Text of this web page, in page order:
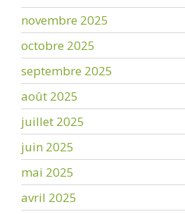
novembre 2025
octobre 2025
septembre 2025
août 2025
juillet 2025
juin 2025
mai 2025
avril 2025